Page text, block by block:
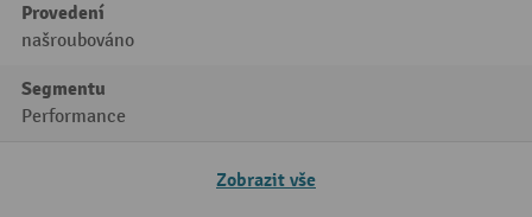
Provedení
našroubováno
Segmentu
Performance
Zobrazit vše